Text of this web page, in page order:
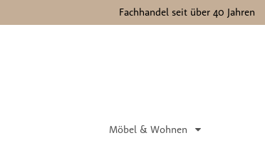
Fachhandel seit über 40 Jahren
Möbel & Wohnen
Impressum